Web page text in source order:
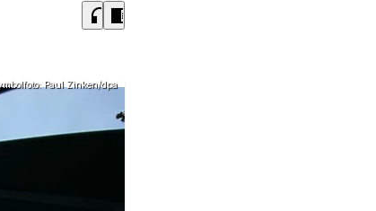
headphones chrome_reader_mode
Paul Zinken/dpa